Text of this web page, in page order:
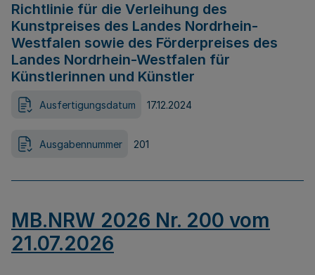
Richtlinie für die Verleihung des
Kunstpreises des Landes Nordrhein-
Westfalen sowie des Förderpreises des
Landes Nordrhein-Westfalen für
Künstlerinnen und Künstler
Ausfertigungsdatum 17.12.2024
Ausgabennummer 201
MB.NRW 2026 Nr. 200 vom
21.07.2026